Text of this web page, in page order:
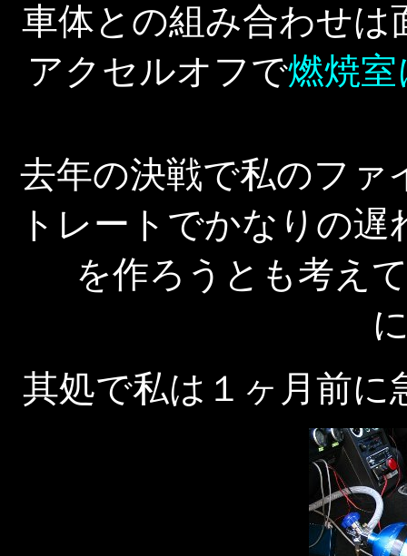
車体との組み合わせは
アクセルオフで燃焼
去年の決戦で私のファ
トレートでかなりの
を作ろうとも考え
其処で私は１ヶ月前に